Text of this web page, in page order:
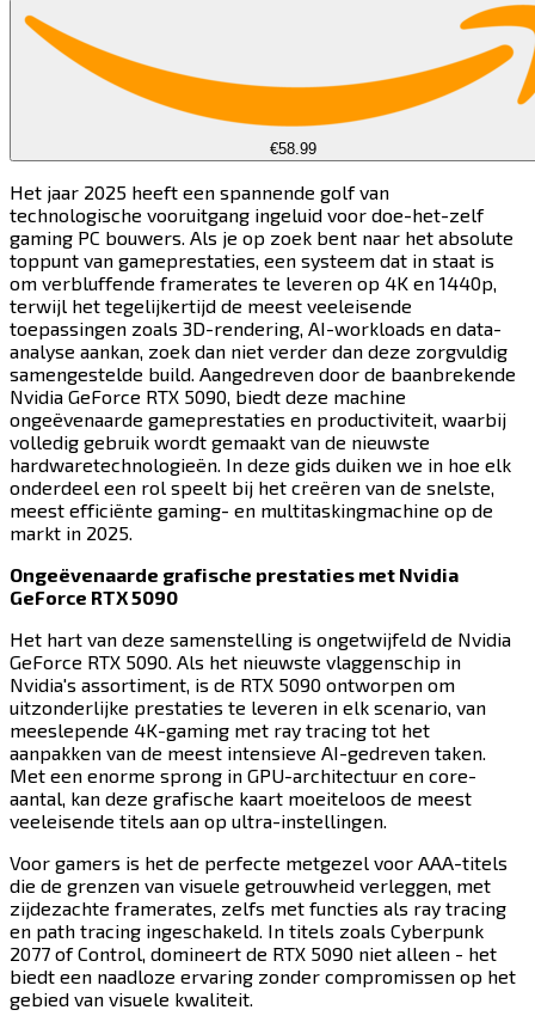
€58.99
Het jaar 2025 heeft een spannende golf van
technologische vooruitgang ingeluid voor doe-het-zelf
gaming PC bouwers. Als je op zoek bent naar het absolute
toppunt van gameprestaties, een systeem dat in staat is
om verbluffende framerates te leveren op 4K en 1440p,
terwijl het tegelijkertijd de meest veeleisende
toepassingen zoals 3D-rendering, AI-workloads en data-
analyse aankan, zoek dan niet verder dan deze zorgvuldig
samengestelde build. Aangedreven door de baanbrekende
Nvidia GeForce RTX 5090, biedt deze machine
ongeëvenaarde gameprestaties en productiviteit, waarbij
volledig gebruik wordt gemaakt van de nieuwste
hardwaretechnologieën. In deze gids duiken we in hoe elk
onderdeel een rol speelt bij het creëren van de snelste,
meest efficiënte gaming- en multitaskingmachine op de
markt in 2025.​​​​‌ ‍ ​‍​‍‌‍ ‌ ​‍‌‍‍‌‌‍‌ ‌‍‍‌‌‍ ‍​‍​‍​ ‍‍​‍​‍‌ ​ ‌‍​‌‌‍ ‍‌‍‍‌‌ ‌​‌ ‍‌​‍ ‍‌‍‍‌‌‍ ​‍​‍​‍ ​​‍​‍‌‍‍​‌ ​‍‌‍‌‌‌‍‌‍​‍​‍​ ‍‍​‍​‍​‍ ‌‍​‌‌‍‌​‌‍ ‌‌‍‍‌‌‍ ‍​‍ ‌‍‍‌‌‍ ‍‌ ‌​‌‍‌‌‌‍ ‍‌ ‌​​‍ ‌‍‌‌‌‍‌​‌‍‍‌‌ ‌​​‍ ‌‍ ‌‌‍ ‌‍‌​‌‍‌‌​ ‌‌ ​​‌ ​‍‌‍‌‌‌ ​ ‌‍‌‌‌‍ ‍‌ ‌​‌‍​‌‌ ‌​‌‍‍‌‌‍ ‌‍ ‍​ ‍ ‌‍‍‌‌‍‌​​ ‌​ ‍​​ ‌​​ ‍​‌‍​ ​ ​ ​ ‌‌‌‍​‌‌‍‌‌​‍ ‌​ ‍​​ ​ ​ ‍‌‌‍​‌​‍ ‌​ ‌​​ ‍‌‌‍​‌​ ‌‌​‍ ‌​ ‍‌‌‍‌‍​ ​ ‌‍‌‍​‍ ‌​ ‍​‌‍​‍​ ‌​‌‍​‌‌‍‌‍​ ​​​ ‌ ​ ‍‌​ ‌‌​ ​​​ ‍‌​ ‌ ​ ‍ ‌ ‌​‌ ‍‌‌ ​​‌‍‌‌​ ‌‌‍​‍‌ ‌‌‌‍‍‌‌‍ ​‌‍‌​​ ‍ ‌ ​​‌‍​‌‌ ‌​‌‍‍​​ ‌‌‍‍‌​ ​‌​ ‍​‌‍ ‍‌‌ ‌‍ ​‌‍ ‌‍ ‍‌‍‌ ‌‌ ‌‍‌​‌‍‌‌‌ ​ ‌‍​ ​‍‌‌​ ‌‌‌​​‍‌‌ ‌‍‍ ‌‍‌‌‌ ‍‌​‍‌‌​ ​ ‌​‌​​‍‌‌​ ​ ‌​‌​​‍‌‌​ ​‍​ ​‍‌‍ ‍‌‍ ​​‍‌‌​ ​‍​ ​‍​‍‌‌​ ‌‌‌​‌​​‍ ‍‌ ‌‍‌‍​‌‌‍ ​‌ ‌‌‌‍‌‌​‍‌‌​ ‌‌‌​​‍‌‌ ‌‍‍ ‌‍‌‌‌ ‍‌​‍‌‌​ ​ ‌​‌​​‍‌‌​ ​ ‌​‌​​‍‌‌​ ​‍​ ​‍‌‍​‍​ ‌ ​ ‍​​ ‍‌​ ​​​ ​‌​ ​​‌‍‌‍​ ‍‌‌‍​ ​ ‌‌​ ‍‌​‍‌‌​ ​‍​ ​‍​‍‌‌​ ‌‌‌​‌​​‍ ‍‌‍​ ‌‍‍​‌‍‍‌‌‍ ​‌‍‌​‌ ​‍‌‍‌‌‌‍ ‍​‍‌‌​ ‌‌‌​​‍‌‌ ‌‍‍ ‌‍‌‌‌ ‍‌​‍‌‌​ ​ ‌​‌​​‍‌‌​ ​ ‌​‌​​‍‌‌​ ​‍​ ​‍‌‍​ ​ ‍‌‌‍‌‌‌‍‌‍​ ​ ​ ‍‌‌‍‌​​ ‌​​ ​‍​ ​ ​ ​‌‌‍​ ​‍‌‌​ ​‍​ ​‍​‍‌‌​ ‌‌‌​‌​​‍ ‍‌ ‌​‌‍‌‌‌ ‍​‌ ‌​​ ‌‍​‍‌‍​‌‌ ​ ‌‍‌‌‌‌‌‌‌ ​‍‌‍ ​​ ‌​‍‌‌​ ​‍‌​‌‍‌‍​‌‌‍‌​‌‍ ‌‌‍‍‌‌‍ ‍​‍‌‍‌‍‍‌‌‍‌​​ ‌​ ‍​​ ‌​​ ‍​‌‍​ ​ ​ ​ ‌‌‌‍​‌‌‍‌‌​‍ ‌​ ‍​​ ​ ​ ‍‌‌‍​‌​‍ ‌​ ‌​​ ‍‌‌‍​‌​ ‌‌​‍ ‌​ ‍‌‌‍‌‍​ ​ ‌‍‌‍​‍ ‌​ ‍​‌‍​‍​ ‌​‌‍​‌‌‍‌‍​ ​​​ ‌ ​ ‍‌​ ‌‌​ ​​​ ‍‌​ ‌ ​‍‌‍‌ ‌​‌ ‍‌‌ ​​‌‍‌‌​ ‌‌‍​‍‌ ‌‌‌‍‍‌‌‍ ​‌‍‌​​‍‌‍‌ ​​‌‍​‌‌ ‌​‌‍‍​​ ‌‌‍‍‌​ ​‌​ ‍​‌‍ ‍‌‌ ‌‍ ​‌‍ ‌‍ ‍‌‍‌ ‌‌ ‌‍‌​‌‍‌‌‌ ​ ‌‍​ ​‍‌‌​ ‌‌‌​​‍‌‌ ‌‍‍ ‌‍‌‌‌ ‍‌​‍‌‌​ ​ ‌​‌​​‍‌‌​ ​ ‌​‌​​‍‌‌​ ​‍​ ​‍‌‍ ‍‌‍ ​​‍‌‌​ ​‍​ ​‍​‍‌‌​ ‌‌‌​‌​​‍ ‍‌ ‌‍‌‍​‌‌‍ ​‌ ‌‌‌‍‌‌​‍‌‌​ ‌‌‌​​‍‌‌ ‌‍‍ ‌‍‌‌‌ ‍‌​‍‌‌​ ​ ‌​‌​​‍‌‌​ ​ ‌​‌​​‍‌‌​ ​‍​ ​‍‌‍​‍​ ‌ ​ ‍​​ ‍‌​ ​​​ ​‌​ ​​‌‍‌‍​ ‍‌‌‍​ ​ ‌‌​ ‍‌​‍‌‌​ ​‍​ ​‍​‍‌‌​ ‌‌‌​‌​​‍ ‍‌‍​ ‌‍‍​‌‍‍‌‌‍ ​‌‍‌​‌ ​‍‌‍‌‌‌‍ ‍​‍‌‌​ ‌‌‌​​‍‌‌ ‌‍‍ ‌‍‌‌‌ ‍‌​‍‌‌​ ​ ‌​‌​​‍‌‌​ ​ ‌​‌​​‍‌‌​ ​‍​ ​‍‌‍​ ​ ‍‌‌‍‌‌‌‍‌‍​ ​ ​ ‍‌‌‍‌​​ ‌​​ ​‍​ ​ ​ ​‌‌‍​ ​‍‌‌​ ​‍​ ​‍​‍‌‌​ ‌‌‌​‌​​‍ ‍‌ ‌​‌‍‌‌‌ ‍​‌ ‌​​‍‌‍‌ ​​‌‍‌‌‌ ​‍‌ ​ ‌ ​​‌‍‌‌‌‍​ ‌ ‌​‌‍‍‌‌ ‌‍‌‍‌‌​ ‌‌ ​​‌ ‌‌‌‍​‍‌‍ ​‌‍‍‌‌ ​ ‌‍‍​‌‍‌‌‌‍‌​​‍​‍‌ ‌
Ongeëvenaarde grafische prestaties met Nvidia
GeForce RTX 5090​​​​‌ ‍ ​‍​‍‌‍ ‌ ​‍‌‍‍‌‌‍‌ ‌‍‍‌‌‍ ‍​‍​‍​ ‍‍​‍​‍‌ ​ ‌‍​‌‌‍ ‍‌‍‍‌‌ ‌​‌ ‍‌​‍ ‍‌‍‍‌‌‍ ​‍​‍​‍ ​​‍​‍‌‍‍​‌ ​‍‌‍‌‌‌‍‌‍​‍​‍​ ‍‍​‍​‍​‍ ‌‍​‌‌‍‌​‌‍ ‌‌‍‍‌‌‍ ‍​‍ ‌‍‍‌‌‍ ‍‌ ‌​‌‍‌‌‌‍ ‍‌ ‌​​‍ ‌‍‌‌‌‍‌​‌‍‍‌‌ ‌​​‍ ‌‍ ‌‌‍ ‌‍‌​‌‍‌‌​ ‌‌ ​​‌ ​‍‌‍‌‌‌ ​ ‌‍‌‌‌‍ ‍‌ ‌​‌‍​‌‌ ‌​‌‍‍‌‌‍ ‌‍ ‍​ ‍ ‌‍‍‌‌‍‌​​ ‌​ ‍​​ ‌​​ ‍​‌‍​ ​ ​ ​ ‌‌‌‍​‌‌‍‌‌​‍ ‌​ ‍​​ ​ ​ ‍‌‌‍​‌​‍ ‌​ ‌​​ ‍‌‌‍​‌​ ‌‌​‍ ‌​ ‍‌‌‍‌‍​ ​ ‌‍‌‍​‍ ‌​ ‍​‌‍​‍​ ‌​‌‍​‌‌‍‌‍​ ​​​ ‌ ​ ‍‌​ ‌‌​ ​​​ ‍‌​ ‌ ​ ‍ ‌ ‌​‌ ‍‌‌ ​​‌‍‌‌​ ‌‌‍​‍‌ ‌‌‌‍‍‌‌‍ ​‌‍‌​​ ‍ ‌ ​​‌‍​‌‌ ‌​‌‍‍​​ ‌‌‍‍‌​ ​‌​ ‍​‌‍ ‍‌‌ ‌‍ ​‌‍ ‌‍ ‍‌‍‌ ‌‌ ‌‍‌​‌‍‌‌‌ ​ ‌‍​ ​‍‌‌​ ‌‌‌​​‍‌‌ ‌‍‍ ‌‍‌‌‌ ‍‌​‍‌‌​ ​ ‌​‌​​‍‌‌​ ​ ‌​‌​​‍‌‌​ ​‍​ ​‍‌‍ ‍‌‍ ​​‍‌‌​ ​‍​ ​‍​‍‌‌​ ‌‌‌​‌​​‍ ‍‌ ‌‍‌‍​‌‌‍ ​‌ ‌‌‌‍‌‌​‍‌‌​ ‌‌‌​​‍‌‌ ‌‍‍ ‌‍‌‌‌ ‍‌​‍‌‌​ ​ ‌​‌​​‍‌‌​ ​ ‌​‌​​‍‌‌​ ​‍​ ​‍​ ​​‌‍‌‍​ ​ ​ ‌‍​ ‍‌​ ​​‌‍​‌‌‍‌‌‌‍‌‍​ ​​​ ‌​​ ‌‌​‍‌‌​ ​‍​ ​‍​‍‌‌​ ‌‌‌​‌​​‍ ‍‌‍​ ‌‍‍​‌‍‍‌‌‍ ​‌‍‌​‌ ​‍‌‍‌‌‌‍ ‍​‍‌‌​ ‌‌‌​​‍‌‌ ‌‍‍ ‌‍‌‌‌ ‍‌​‍‌‌​ ​ ‌​‌​​‍‌‌​ ​ ‌​‌​​‍‌‌​ ​‍​ ​‍​ ‍‌​ ‌‌​ ‌‌​ ​‍​ ​‌​ ​‍​ ‌‌‌‍​‍‌‍​‍​ ‌ ‌‍‌​​ ​ ​‍‌‌​ ​‍​ ​‍​‍‌‌​ ‌‌‌​‌​​‍ ‍‌ ‌​‌‍‌‌‌ ‍​‌ ‌​​ ‌‍​‍‌‍​‌‌ ​ ‌‍‌‌‌‌‌‌‌ ​‍‌‍ ​​ ‌​‍‌‌​ ​‍‌​‌‍‌‍​‌‌‍‌​‌‍ ‌‌‍‍‌‌‍ ‍​‍‌‍‌‍‍‌‌‍‌​​ ‌​ ‍​​ ‌​​ ‍​‌‍​ ​ ​ ​ ‌‌‌‍​‌‌‍‌‌​‍ ‌​ ‍​​ ​ ​ ‍‌‌‍​‌​‍ ‌​ ‌​​ ‍‌‌‍​‌​ ‌‌​‍ ‌​ ‍‌‌‍‌‍​ ​ ‌‍‌‍​‍ ‌​ ‍​‌‍​‍​ ‌​‌‍​‌‌‍‌‍​ ​​​ ‌ ​ ‍‌​ ‌‌​ ​​​ ‍‌​ ‌ ​‍‌‍‌ ‌​‌ ‍‌‌ ​​‌‍‌‌​ ‌‌‍​‍‌ ‌‌‌‍‍‌‌‍ ​‌‍‌​​‍‌‍‌ ​​‌‍​‌‌ ‌​‌‍‍​​ ‌‌‍‍‌​ ​‌​ ‍​‌‍ ‍‌‌ ‌‍ ​‌‍ ‌‍ ‍‌‍‌ ‌‌ ‌‍‌​‌‍‌‌‌ ​ ‌‍​ ​‍‌‌​ ‌‌‌​​‍‌‌ ‌‍‍ ‌‍‌‌‌ ‍‌​‍‌‌​ ​ ‌​‌​​‍‌‌​ ​ ‌​‌​​‍‌‌​ ​‍​ ​‍‌‍ ‍‌‍ ​​‍‌‌​ ​‍​ ​‍​‍‌‌​ ‌‌‌​‌​​‍ ‍‌ ‌‍‌‍​‌‌‍ ​‌ ‌‌‌‍‌‌​‍‌‌​ ‌‌‌​​‍‌‌ ‌‍‍ ‌‍‌‌‌ ‍‌​‍‌‌​ ​ ‌​‌​​‍‌‌​ ​ ‌​‌​​‍‌‌​ ​‍​ ​‍​ ​​‌‍‌‍​ ​ ​ ‌‍​ ‍‌​ ​​‌‍​‌‌‍‌‌‌‍‌‍​ ​​​ ‌​​ ‌‌​‍‌‌​ ​‍​ ​‍​‍‌‌​ ‌‌‌​‌​​‍ ‍‌‍​ ‌‍‍​‌‍‍‌‌‍ ​‌‍‌​‌ ​‍‌‍‌‌‌‍ ‍​‍‌‌​ ‌‌‌​​‍‌‌ ‌‍‍ ‌‍‌‌‌ ‍‌​‍‌‌​ ​ ‌​‌​​‍‌‌​ ​ ‌​‌​​‍‌‌​ ​‍​ ​‍​ ‍‌​ ‌‌​ ‌‌​ ​‍​ ​‌​ ​‍​ ‌‌‌‍​‍‌‍​‍​ ‌ ‌‍‌​​ ​ ​‍‌‌​ ​‍​ ​‍​‍‌‌​ ‌‌‌​‌​​‍ ‍‌ ‌​‌‍‌‌‌ ‍​‌ ‌​​‍‌‍‌ ​​‌‍‌‌‌ ​‍‌ ​ ‌ ​​‌‍‌‌‌‍​ ‌ ‌​‌‍‍‌‌ ‌‍‌‍‌‌​ ‌‌ ​​‌ ‌‌‌‍​‍‌‍ ​‌‍‍‌‌ ​ ‌‍‍​‌‍‌‌‌‍‌​​‍​‍‌ ‌
Het hart van deze samenstelling is ongetwijfeld de Nvidia
GeForce RTX 5090. Als het nieuwste vlaggenschip in
Nvidia's assortiment, is de RTX 5090 ontworpen om
uitzonderlijke prestaties te leveren in elk scenario, van
meeslepende 4K-gaming met ray tracing tot het
aanpakken van de meest intensieve AI-gedreven taken.
Met een enorme sprong in GPU-architectuur en core-
aantal, kan deze grafische kaart moeiteloos de meest
veeleisende titels aan op ultra-instellingen.​​​​‌ ‍ ​‍​‍‌‍ ‌ ​‍‌‍‍‌‌‍‌ ‌‍‍‌‌‍ ‍​‍​‍​ ‍‍​‍​‍‌ ​ ‌‍​‌‌‍ ‍‌‍‍‌‌ ‌​‌ ‍‌​‍ ‍‌‍‍‌‌‍ ​‍​‍​‍ ​​‍​‍‌‍‍​‌ ​‍‌‍‌‌‌‍‌‍​‍​‍​ ‍‍​‍​‍​‍ ‌‍​‌‌‍‌​‌‍ ‌‌‍‍‌‌‍ ‍​‍ ‌‍‍‌‌‍ ‍‌ ‌​‌‍‌‌‌‍ ‍‌ ‌​​‍ ‌‍‌‌‌‍‌​‌‍‍‌‌ ‌​​‍ ‌‍ ‌‌‍ ‌‍‌​‌‍‌‌​ ‌‌ ​​‌ ​‍‌‍‌‌‌ ​ ‌‍‌‌‌‍ ‍‌ ‌​‌‍​‌‌ ‌​‌‍‍‌‌‍ ‌‍ ‍​ ‍ ‌‍‍‌‌‍‌​​ ‌​ ‍​​ ‌​​ ‍​‌‍​ ​ ​ ​ ‌‌‌‍​‌‌‍‌‌​‍ ‌​ ‍​​ ​ ​ ‍‌‌‍​‌​‍ ‌​ ‌​​ ‍‌‌‍​‌​ ‌‌​‍ ‌​ ‍‌‌‍‌‍​ ​ ‌‍‌‍​‍ ‌​ ‍​‌‍​‍​ ‌​‌‍​‌‌‍‌‍​ ​​​ ‌ ​ ‍‌​ ‌‌​ ​​​ ‍‌​ ‌ ​ ‍ ‌ ‌​‌ ‍‌‌ ​​‌‍‌‌​ ‌‌‍​‍‌ ‌‌‌‍‍‌‌‍ ​‌‍‌​​ ‍ ‌ ​​‌‍​‌‌ ‌​‌‍‍​​ ‌‌‍‍‌​ ​‌​ ‍​‌‍ ‍‌‌ ‌‍ ​‌‍ ‌‍ ‍‌‍‌ ‌‌ ‌‍‌​‌‍‌‌‌ ​ ‌‍​ ​‍‌‌​ ‌‌‌​​‍‌‌ ‌‍‍ ‌‍‌‌‌ ‍‌​‍‌‌​ ​ ‌​‌​​‍‌‌​ ​ ‌​‌​​‍‌‌​ ​‍​ ​‍‌‍ ‍‌‍ ​​‍‌‌​ ​‍​ ​‍​‍‌‌​ ‌‌‌​‌​​‍ ‍‌ ‌‍‌‍​‌‌‍ ​‌ ‌‌‌‍‌‌​‍‌‌​ ‌‌‌​​‍‌‌ ‌‍‍ ‌‍‌‌‌ ‍‌​‍‌‌​ ​ ‌​‌​​‍‌‌​ ​ ‌​‌​​‍‌‌​ ​‍​ ​‍​ ​​‌‍​‌​ ‌‌‌‍​‍‌‍‌‌​ ​ ​ ‌ ‌‍‌‌​ ‍‌‌‍​ ​ ​​​ ​ ​‍‌‌​ ​‍​ ​‍​‍‌‌​ ‌‌‌​‌​​‍ ‍‌‍​ ‌‍‍​‌‍‍‌‌‍ ​‌‍‌​‌ ​‍‌‍‌‌‌‍ ‍​‍‌‌​ ‌‌‌​​‍‌‌ ‌‍‍ ‌‍‌‌‌ ‍‌​‍‌‌​ ​ ‌​‌​​‍‌‌​ ​ ‌​‌​​‍‌‌​ ​‍​ ​‍‌‍‌‍​ ‌​​ ‌ ​ ​‍​ ‍‌​ ​​​ ​​​ ‍​​ ‌‌​ ‍​​ ‌ ‌‍​‌​‍‌‌​ ​‍​ ​‍​‍‌‌​ ‌‌‌​‌​​‍ ‍‌ ‌​‌‍‌‌‌ ‍​‌ ‌​​ ‌‍​‍‌‍​‌‌ ​ ‌‍‌‌‌‌‌‌‌ ​‍‌‍ ​​ ‌​‍‌‌​ ​‍‌​‌‍‌‍​‌‌‍‌​‌‍ ‌‌‍‍‌‌‍ ‍​‍‌‍‌‍‍‌‌‍‌​​ ‌​ ‍​​ ‌​​ ‍​‌‍​ ​ ​ ​ ‌‌‌‍​‌‌‍‌‌​‍ ‌​ ‍​​ ​ ​ ‍‌‌‍​‌​‍ ‌​ ‌​​ ‍‌‌‍​‌​ ‌‌​‍ ‌​ ‍‌‌‍‌‍​ ​ ‌‍‌‍​‍ ‌​ ‍​‌‍​‍​ ‌​‌‍​‌‌‍‌‍​ ​​​ ‌ ​ ‍‌​ ‌‌​ ​​​ ‍‌​ ‌ ​‍‌‍‌ ‌​‌ ‍‌‌ ​​‌‍‌‌​ ‌‌‍​‍‌ ‌‌‌‍‍‌‌‍ ​‌‍‌​​‍‌‍‌ ​​‌‍​‌‌ ‌​‌‍‍​​ ‌‌‍‍‌​ ​‌​ ‍​‌‍ ‍‌‌ ‌‍ ​‌‍ ‌‍ ‍‌‍‌ ‌‌ ‌‍‌​‌‍‌‌‌ ​ ‌‍​ ​‍‌‌​ ‌‌‌​​‍‌‌ ‌‍‍ ‌‍‌‌‌ ‍‌​‍‌‌​ ​ ‌​‌​​‍‌‌​ ​ ‌​‌​​‍‌‌​ ​‍​ ​‍‌‍ ‍‌‍ ​​‍‌‌​ ​‍​ ​‍​‍‌‌​ ‌‌‌​‌​​‍ ‍‌ ‌‍‌‍​‌‌‍ ​‌ ‌‌‌‍‌‌​‍‌‌​ ‌‌‌​​‍‌‌ ‌‍‍ ‌‍‌‌‌ ‍‌​‍‌‌​ ​ ‌​‌​​‍‌‌​ ​ ‌​‌​​‍‌‌​ ​‍​ ​‍​ ​​‌‍​‌​ ‌‌‌‍​‍‌‍‌‌​ ​ ​ ‌ ‌‍‌‌​ ‍‌‌‍​ ​ ​​​ ​ ​‍‌‌​ ​‍​ ​‍​‍‌‌​ ‌‌‌​‌​​‍ ‍‌‍​ ‌‍‍​‌‍‍‌‌‍ ​‌‍‌​‌ ​‍‌‍‌‌‌‍ ‍​‍‌‌​ ‌‌‌​​‍‌‌ ‌‍‍ ‌‍‌‌‌ ‍‌​‍‌‌​ ​ ‌​‌​​‍‌‌​ ​ ‌​‌​​‍‌‌​ ​‍​ ​‍‌‍‌‍​ ‌​​ ‌ ​ ​‍​ ‍‌​ ​​​ ​​​ ‍​​ ‌‌​ ‍​​ ‌ ‌‍​‌​‍‌‌​ ​‍​ ​‍​‍‌‌​ ‌‌‌​‌​​‍ ‍‌ ‌​‌‍‌‌‌ ‍​‌ ‌​​‍‌‍‌ ​​‌‍‌‌‌ ​‍‌ ​ ‌ ​​‌‍‌‌‌‍​ ‌ ‌​‌‍‍‌‌ ‌‍‌‍‌‌​ ‌‌ ​​‌ ‌‌‌‍​‍‌‍ ​‌‍‍‌‌ ​ ‌‍‍​‌‍‌‌‌‍‌​​‍​‍‌ ‌
Voor gamers is het de perfecte metgezel voor AAA-titels
die de grenzen van visuele getrouwheid verleggen, met
zijdezachte framerates, zelfs met functies als ray tracing
en path tracing ingeschakeld. In titels zoals ​​​​‌ ‍ ​‍​‍‌‍ ‌ ​‍‌‍‍‌‌‍‌ ‌‍‍‌‌‍ ‍​‍​‍​ ‍‍​‍​‍‌ ​ ‌‍​‌‌‍ ‍‌‍‍‌‌ ‌​‌ ‍‌​‍ ‍‌‍‍‌‌‍ ​‍​‍​‍ ​​‍​‍‌‍‍​‌ ​‍‌‍‌‌‌‍‌‍​‍​‍​ ‍‍​‍​‍​‍ ‌‍​‌‌‍‌​‌‍ ‌‌‍‍‌‌‍ ‍​‍ ‌‍‍‌‌‍ ‍‌ ‌​‌‍‌‌‌‍ ‍‌ ‌​​‍ ‌‍‌‌‌‍‌​‌‍‍‌‌ ‌​​‍ ‌‍ ‌‌‍ ‌‍‌​‌‍‌‌​ ‌‌ ​​‌ ​‍‌‍‌‌‌ ​ ‌‍‌‌‌‍ ‍‌ ‌​‌‍​‌‌ ‌​‌‍‍‌‌‍ ‌‍ ‍​ ‍ ‌‍‍‌‌‍‌​​ ‌​ ‍​​ ‌​​ ‍​‌‍​ ​ ​ ​ ‌‌‌‍​‌‌‍‌‌​‍ ‌​ ‍​​ ​ ​ ‍‌‌‍​‌​‍ ‌​ ‌​​ ‍‌‌‍​‌​ ‌‌​‍ ‌​ ‍‌‌‍‌‍​ ​ ‌‍‌‍​‍ ‌​ ‍​‌‍​‍​ ‌​‌‍​‌‌‍‌‍​ ​​​ ‌ ​ ‍‌​ ‌‌​ ​​​ ‍‌​ ‌ ​ ‍ ‌ ‌​‌ ‍‌‌ ​​‌‍‌‌​ ‌‌‍​‍‌ ‌‌‌‍‍‌‌‍ ​‌‍‌​​ ‍ ‌ ​​‌‍​‌‌ ‌​‌‍‍​​ ‌‌‍‍‌​ ​‌​ ‍​‌‍ ‍‌‌ ‌‍ ​‌‍ ‌‍ ‍‌‍‌ ‌‌ ‌‍‌​‌‍‌‌‌ ​ ‌‍​ ​‍‌‌​ ‌‌‌​​‍‌‌ ‌‍‍ ‌‍‌‌‌ ‍‌​‍‌‌​ ​ ‌​‌​​‍‌‌​ ​ ‌​‌​​‍‌‌​ ​‍​ ​‍‌‍ ‍‌‍ ​​‍‌‌​ ​‍​ ​‍​‍‌‌​ ‌‌‌​‌​​‍ ‍‌ ‌‍‌‍​‌‌‍ ​‌ ‌‌‌‍‌‌​‍‌‌​ ‌‌‌​​‍‌‌ ‌‍‍ ‌‍‌‌‌ ‍‌​‍‌‌​ ​ ‌​‌​​‍‌‌​ ​ ‌​‌​​‍‌‌​ ​‍​ ​‍​ ‌ ‌‍‌‍​ ‍‌​ ​ ‌‍‌‌​ ‍‌​ ‌‌​ ‌‌​ ‌ ​ ​​​ ‍​‌‍‌‌​‍‌‌​ ​‍​ ​‍​‍‌‌​ ‌‌‌​‌​​‍ ‍‌‍​ ‌‍‍​‌‍‍‌‌‍ ​‌‍‌​‌ ​‍‌‍‌‌‌‍ ‍​‍‌‌​ ‌‌‌​​‍‌‌ ‌‍‍ ‌‍‌‌‌ ‍‌​‍‌‌​ ​ ‌​‌​​‍‌‌​ ​ ‌​‌​​‍‌‌​ ​‍​ ​‍‌‍‌‍​ ​‍​ ​‌​ ‌ ​ ‌‍​ ‍‌​ ‌‌‌‍‌‌‌‍‌​​ ‌​​ ​​​ ‌‌​‍‌‌​ ​‍​ ​‍​‍‌‌​ ‌‌‌​‌​​‍ ‍‌ ‌​‌‍‌‌‌ ‍​‌ ‌​​ ‌‍​‍‌‍​‌‌ ​ ‌‍‌‌‌‌‌‌‌ ​‍‌‍ ​​ ‌​‍‌‌​ ​‍‌​‌‍‌‍​‌‌‍‌​‌‍ ‌‌‍‍‌‌‍ ‍​‍‌‍‌‍‍‌‌‍‌​​ ‌​ ‍​​ ‌​​ ‍​‌‍​ ​ ​ ​ ‌‌‌‍​‌‌‍‌‌​‍ ‌​ ‍​​ ​ ​ ‍‌‌‍​‌​‍ ‌​ ‌​​ ‍‌‌‍​‌​ ‌‌​‍ ‌​ ‍‌‌‍‌‍​ ​ ‌‍‌‍​‍ ‌​ ‍​‌‍​‍​ ‌​‌‍​‌‌‍‌‍​ ​​​ ‌ ​ ‍‌​ ‌‌​ ​​​ ‍‌​ ‌ ​‍‌‍‌ ‌​‌ ‍‌‌ ​​‌‍‌‌​ ‌‌‍​‍‌ ‌‌‌‍‍‌‌‍ ​‌‍‌​​‍‌‍‌ ​​‌‍​‌‌ ‌​‌‍‍​​ ‌‌‍‍‌​ ​‌​ ‍​‌‍ ‍‌‌ ‌‍ ​‌‍ ‌‍ ‍‌‍‌ ‌‌ ‌‍‌​‌‍‌‌‌ ​ ‌‍​ ​‍‌‌​ ‌‌‌​​‍‌‌ ‌‍‍ ‌‍‌‌‌ ‍‌​‍‌‌​ ​ ‌​‌​​‍‌‌​ ​ ‌​‌​​‍‌‌​ ​‍​ ​‍‌‍ ‍‌‍ ​​‍‌‌​ ​‍​ ​‍​‍‌‌​ ‌‌‌​‌​​‍ ‍‌ ‌‍‌‍​‌‌‍ ​‌ ‌‌‌‍‌‌​‍‌‌​ ‌‌‌​​‍‌‌ ‌‍‍ ‌‍‌‌‌ ‍‌​‍‌‌​ ​ ‌​‌​​‍‌‌​ ​ ‌​‌​​‍‌‌​ ​‍​ ​‍​ ‌ ‌‍‌‍​ ‍‌​ ​ ‌‍‌‌​ ‍‌​ ‌‌​ ‌‌​ ‌ ​ ​​​ ‍​‌‍‌‌​‍‌‌​ ​‍​ ​‍​‍‌‌​ ‌‌‌​‌​​‍ ‍‌‍​ ‌‍‍​‌‍‍‌‌‍ ​‌‍‌​‌ ​‍‌‍‌‌‌‍ ‍​‍‌‌​ ‌‌‌​​‍‌‌ ‌‍‍ ‌‍‌‌‌ ‍‌​‍‌‌​ ​ ‌​‌​​‍‌‌​ ​ ‌​‌​​‍‌‌​ ​‍​ ​‍‌‍‌‍​ ​‍​ ​‌​ ‌ ​ ‌‍​ ‍‌​ ‌‌‌‍‌‌‌‍‌​​ ‌​​ ​​​ ‌‌​‍‌‌​ ​‍​ ​‍​‍‌‌​ ‌‌‌​‌​​‍ ‍‌ ‌​‌‍‌‌‌ ‍​‌ ‌​​‍‌‍‌ ​​‌‍‌‌‌ ​‍‌ ​ ‌ ​​‌‍‌‌‌‍​ ‌ ‌​‌‍‍‌‌ ‌‍‌‍‌‌​ ‌‌ ​​‌ ‌‌‌‍​‍‌‍ ​‌‍‍‌‌ ​ ‌‍‍​‌‍‌‌‌‍‌​​‍​‍‌ ‌ Cyberpunk
2077​​​​‌ ‍ ​‍​‍‌‍ ‌ ​‍‌‍‍‌‌‍‌ ‌‍‍‌‌‍ ‍​‍​‍​ ‍‍​‍​‍‌ ​ ‌‍​‌‌‍ ‍‌‍‍‌‌ ‌​‌ ‍‌​‍ ‍‌‍‍‌‌‍ ​‍​‍​‍ ​​‍​‍‌‍‍​‌ ​‍‌‍‌‌‌‍‌‍​‍​‍​ ‍‍​‍​‍​‍ ‌‍​‌‌‍‌​‌‍ ‌‌‍‍‌‌‍ ‍​‍ ‌‍‍‌‌‍ ‍‌ ‌​‌‍‌‌‌‍ ‍‌ ‌​​‍ ‌‍‌‌‌‍‌​‌‍‍‌‌ ‌​​‍ ‌‍ ‌‌‍ ‌‍‌​‌‍‌‌​ ‌‌ ​​‌ ​‍‌‍‌‌‌ ​ ‌‍‌‌‌‍ ‍‌ ‌​‌‍​‌‌ ‌​‌‍‍‌‌‍ ‌‍ ‍​ ‍ ‌‍‍‌‌‍‌​​ ‌​ ‍​​ ‌​​ ‍​‌‍​ ​ ​ ​ ‌‌‌‍​‌‌‍‌‌​‍ ‌​ ‍​​ ​ ​ ‍‌‌‍​‌​‍ ‌​ ‌​​ ‍‌‌‍​‌​ ‌‌​‍ ‌​ ‍‌‌‍‌‍​ ​ ‌‍‌‍​‍ ‌​ ‍​‌‍​‍​ ‌​‌‍​‌‌‍‌‍​ ​​​ ‌ ​ ‍‌​ ‌‌​ ​​​ ‍‌​ ‌ ​ ‍ ‌ ‌​‌ ‍‌‌ ​​‌‍‌‌​ ‌‌‍​‍‌ ‌‌‌‍‍‌‌‍ ​‌‍‌​​ ‍ ‌ ​​‌‍​‌‌ ‌​‌‍‍​​ ‌‌‍‍‌​ ​‌​ ‍​‌‍ ‍‌‌ ‌‍ ​‌‍ ‌‍ ‍‌‍‌ ‌‌ ‌‍‌​‌‍‌‌‌ ​ ‌‍​ ​‍‌‌​ ‌‌‌​​‍‌‌ ‌‍‍ ‌‍‌‌‌ ‍‌​‍‌‌​ ​ ‌​‌​​‍‌‌​ ​ ‌​‌​​‍‌‌​ ​‍​ ​‍‌‍ ‍‌‍ ​​‍‌‌​ ​‍​ ​‍​‍‌‌​ ‌‌‌​‌​​‍ ‍‌ ‌‍‌‍​‌‌‍ ​‌ ‌‌‌‍‌‌​‍‌‌​ ‌‌‌​​‍‌‌ ‌‍‍ ‌‍‌‌‌ ‍‌​‍‌‌​ ​ ‌​‌​​‍‌‌​ ​ ‌​‌​​‍‌‌​ ​‍​ ​‍​ ‌ ‌‍‌‍​ ‍‌​ ​ ‌‍‌‌​ ‍‌​ ‌‌​ ‌‌​ ‌ ​ ​​​ ‍​‌‍‌‌​‍‌‌​ ​‍​ ​‍​‍‌‌​ ‌‌‌​‌​​‍ ‍‌‍​ ‌‍‍​‌‍‍‌‌‍ ​‌‍‌​‌ ​‍‌‍‌‌‌‍ ‍​‍‌‌​ ‌‌‌​​‍‌‌ ‌‍‍ ‌‍‌‌‌ ‍‌​‍‌‌​ ​ ‌​‌​​‍‌‌​ ​ ‌​‌​​‍‌‌​ ​‍​ ​‍‌‍‌‍​ ​‍​ ​‌​ ‌​‌‍‌‌​ ‌​​ ‍‌​ ​‍​ ‌ ​ ​ ​ ‌​​ ‌‍​‍‌‌​ ​‍​ ​‍​‍‌‌​ ‌‌‌​‌​​‍ ‍‌ ‌​‌‍‌‌‌ ‍​‌ ‌​​ ‌‍​‍‌‍​‌‌ ​ ‌‍‌‌‌‌‌‌‌ ​‍‌‍ ​​ ‌​‍‌‌​ ​‍‌​‌‍‌‍​‌‌‍‌​‌‍ ‌‌‍‍‌‌‍ ‍​‍‌‍‌‍‍‌‌‍‌​​ ‌​ ‍​​ ‌​​ ‍​‌‍​ ​ ​ ​ ‌‌‌‍​‌‌‍‌‌​‍ ‌​ ‍​​ ​ ​ ‍‌‌‍​‌​‍ ‌​ ‌​​ ‍‌‌‍​‌​ ‌‌​‍ ‌​ ‍‌‌‍‌‍​ ​ ‌‍‌‍​‍ ‌​ ‍​‌‍​‍​ ‌​‌‍​‌‌‍‌‍​ ​​​ ‌ ​ ‍‌​ ‌‌​ ​​​ ‍‌​ ‌ ​‍‌‍‌ ‌​‌ ‍‌‌ ​​‌‍‌‌​ ‌‌‍​‍‌ ‌‌‌‍‍‌‌‍ ​‌‍‌​​‍‌‍‌ ​​‌‍​‌‌ ‌​‌‍‍​​ ‌‌‍‍‌​ ​‌​ ‍​‌‍ ‍‌‌ ‌‍ ​‌‍ ‌‍ ‍‌‍‌ ‌‌ ‌‍‌​‌‍‌‌‌ ​ ‌‍​ ​‍‌‌​ ‌‌‌​​‍‌‌ ‌‍‍ ‌‍‌‌‌ ‍‌​‍‌‌​ ​ ‌​‌​​‍‌‌​ ​ ‌​‌​​‍‌‌​ ​‍​ ​‍‌‍ ‍‌‍ ​​‍‌‌​ ​‍​ ​‍​‍‌‌​ ‌‌‌​‌​​‍ ‍‌ ‌‍‌‍​‌‌‍ ​‌ ‌‌‌‍‌‌​‍‌‌​ ‌‌‌​​‍‌‌ ‌‍‍ ‌‍‌‌‌ ‍‌​‍‌‌​ ​ ‌​‌​​‍‌‌​ ​ ‌​‌​​‍‌‌​ ​‍​ ​‍​ ‌ ‌‍‌‍​ ‍‌​ ​ ‌‍‌‌​ ‍‌​ ‌‌​ ‌‌​ ‌ ​ ​​​ ‍​‌‍‌‌​‍‌‌​ ​‍​ ​‍​‍‌‌​ ‌‌‌​‌​​‍ ‍‌‍​ ‌‍‍​‌‍‍‌‌‍ ​‌‍‌​‌ ​‍‌‍‌‌‌‍ ‍​‍‌‌​ ‌‌‌​​‍‌‌ ‌‍‍ ‌‍‌‌‌ ‍‌​‍‌‌​ ​ ‌​‌​​‍‌‌​ ​ ‌​‌​​‍‌‌​ ​‍​ ​‍‌‍‌‍​ ​‍​ ​‌​ ‌​‌‍‌‌​ ‌​​ ‍‌​ ​‍​ ‌ ​ ​ ​ ‌​​ ‌‍​‍‌‌​ ​‍​ ​‍​‍‌‌​ ‌‌‌​‌​​‍ ‍‌ ‌​‌‍‌‌‌ ‍​‌ ‌​​‍‌‍‌ ​​‌‍‌‌‌ ​‍‌ ​ ‌ ​​‌‍‌‌‌‍​ ‌ ‌​‌‍‍‌‌ ‌‍‌‍‌‌​ ‌‌ ​​‌ ‌‌‌‍​‍‌‍ ​‌‍‍‌‌ ​ ‌‍‍​‌‍‌‌‌‍‌​​‍​‍‌ ‌ of ​​​​‌ ‍ ​‍​‍‌‍ ‌ ​‍‌‍‍‌‌‍‌ ‌‍‍‌‌‍ ‍​‍​‍​ ‍‍​‍​‍‌ ​ ‌‍​‌‌‍ ‍‌‍‍‌‌ ‌​‌ ‍‌​‍ ‍‌‍‍‌‌‍ ​‍​‍​‍ ​​‍​‍‌‍‍​‌ ​‍‌‍‌‌‌‍‌‍​‍​‍​ ‍‍​‍​‍​‍ ‌‍​‌‌‍‌​‌‍ ‌‌‍‍‌‌‍ ‍​‍ ‌‍‍‌‌‍ ‍‌ ‌​‌‍‌‌‌‍ ‍‌ ‌​​‍ ‌‍‌‌‌‍‌​‌‍‍‌‌ ‌​​‍ ‌‍ ‌‌‍ ‌‍‌​‌‍‌‌​ ‌‌ ​​‌ ​‍‌‍‌‌‌ ​ ‌‍‌‌‌‍ ‍‌ ‌​‌‍​‌‌ ‌​‌‍‍‌‌‍ ‌‍ ‍​ ‍ ‌‍‍‌‌‍‌​​ ‌​ ‍​​ ‌​​ ‍​‌‍​ ​ ​ ​ ‌‌‌‍​‌‌‍‌‌​‍ ‌​ ‍​​ ​ ​ ‍‌‌‍​‌​‍ ‌​ ‌​​ ‍‌‌‍​‌​ ‌‌​‍ ‌​ ‍‌‌‍‌‍​ ​ ‌‍‌‍​‍ ‌​ ‍​‌‍​‍​ ‌​‌‍​‌‌‍‌‍​ ​​​ ‌ ​ ‍‌​ ‌‌​ ​​​ ‍‌​ ‌ ​ ‍ ‌ ‌​‌ ‍‌‌ ​​‌‍‌‌​ ‌‌‍​‍‌ ‌‌‌‍‍‌‌‍ ​‌‍‌​​ ‍ ‌ ​​‌‍​‌‌ ‌​‌‍‍​​ ‌‌‍‍‌​ ​‌​ ‍​‌‍ ‍‌‌ ‌‍ ​‌‍ ‌‍ ‍‌‍‌ ‌‌ ‌‍‌​‌‍‌‌‌ ​ ‌‍​ ​‍‌‌​ ‌‌‌​​‍‌‌ ‌‍‍ ‌‍‌‌‌ ‍‌​‍‌‌​ ​ ‌​‌​​‍‌‌​ ​ ‌​‌​​‍‌‌​ ​‍​ ​‍‌‍ ‍‌‍ ​​‍‌‌​ ​‍​ ​‍​‍‌‌​ ‌‌‌​‌​​‍ ‍‌ ‌‍‌‍​‌‌‍ ​‌ ‌‌‌‍‌‌​‍‌‌​ ‌‌‌​​‍‌‌ ‌‍‍ ‌‍‌‌‌ ‍‌​‍‌‌​ ​ ‌​‌​​‍‌‌​ ​ ‌​‌​​‍‌‌​ ​‍​ ​‍​ ‌ ‌‍‌‍​ ‍‌​ ​ ‌‍‌‌​ ‍‌​ ‌‌​ ‌‌​ ‌ ​ ​​​ ‍​‌‍‌‌​‍‌‌​ ​‍​ ​‍​‍‌‌​ ‌‌‌​‌​​‍ ‍‌‍​ ‌‍‍​‌‍‍‌‌‍ ​‌‍‌​‌ ​‍‌‍‌‌‌‍ ‍​‍‌‌​ ‌‌‌​​‍‌‌ ‌‍‍ ‌‍‌‌‌ ‍‌​‍‌‌​ ​ ‌​‌​​‍‌‌​ ​ ‌​‌​​‍‌‌​ ​‍​ ​‍​ ​‌‌‍‌​‌‍‌‌​ ‌ ​ ‍‌​ ‌‌​ ​ ​ ‍‌​ ‌ ‌‍​ ‌‍‌​​ ‍​​‍‌‌​ ​‍​ ​‍​‍‌‌​ ‌‌‌​‌​​‍ ‍‌ ‌​‌‍‌‌‌ ‍​‌ ‌​​ ‌‍​‍‌‍​‌‌ ​ ‌‍‌‌‌‌‌‌‌ ​‍‌‍ ​​ ‌​‍‌‌​ ​‍‌​‌‍‌‍​‌‌‍‌​‌‍ ‌‌‍‍‌‌‍ ‍​‍‌‍‌‍‍‌‌‍‌​​ ‌​ ‍​​ ‌​​ ‍​‌‍​ ​ ​ ​ ‌‌‌‍​‌‌‍‌‌​‍ ‌​ ‍​​ ​ ​ ‍‌‌‍​‌​‍ ‌​ ‌​​ ‍‌‌‍​‌​ ‌‌​‍ ‌​ ‍‌‌‍‌‍​ ​ ‌‍‌‍​‍ ‌​ ‍​‌‍​‍​ ‌​‌‍​‌‌‍‌‍​ ​​​ ‌ ​ ‍‌​ ‌‌​ ​​​ ‍‌​ ‌ ​‍‌‍‌ ‌​‌ ‍‌‌ ​​‌‍‌‌​ ‌‌‍​‍‌ ‌‌‌‍‍‌‌‍ ​‌‍‌​​‍‌‍‌ ​​‌‍​‌‌ ‌​‌‍‍​​ ‌‌‍‍‌​ ​‌​ ‍​‌‍ ‍‌‌ ‌‍ ​‌‍ ‌‍ ‍‌‍‌ ‌‌ ‌‍‌​‌‍‌‌‌ ​ ‌‍​ ​‍‌‌​ ‌‌‌​​‍‌‌ ‌‍‍ ‌‍‌‌‌ ‍‌​‍‌‌​ ​ ‌​‌​​‍‌‌​ ​ ‌​‌​​‍‌‌​ ​‍​ ​‍‌‍ ‍‌‍ ​​‍‌‌​ ​‍​ ​‍​‍‌‌​ ‌‌‌​‌​​‍ ‍‌ ‌‍‌‍​‌‌‍ ​‌ ‌‌‌‍‌‌​‍‌‌​ ‌‌‌​​‍‌‌ ‌‍‍ ‌‍‌‌‌ ‍‌​‍‌‌​ ​ ‌​‌​​‍‌‌​ ​ ‌​‌​​‍‌‌​ ​‍​ ​‍​ ‌ ‌‍‌‍​ ‍‌​ ​ ‌‍‌‌​ ‍‌​ ‌‌​ ‌‌​ ‌ ​ ​​​ ‍​‌‍‌‌​‍‌‌​ ​‍​ ​‍​‍‌‌​ ‌‌‌​‌​​‍ ‍‌‍​ ‌‍‍​‌‍‍‌‌‍ ​‌‍‌​‌ ​‍‌‍‌‌‌‍ ‍​‍‌‌​ ‌‌‌​​‍‌‌ ‌‍‍ ‌‍‌‌‌ ‍‌​‍‌‌​ ​ ‌​‌​​‍‌‌​ ​ ‌​‌​​‍‌‌​ ​‍​ ​‍​ ​‌‌‍‌​‌‍‌‌​ ‌ ​ ‍‌​ ‌‌​ ​ ​ ‍‌​ ‌ ‌‍​ ‌‍‌​​ ‍​​‍‌‌​ ​‍​ ​‍​‍‌‌​ ‌‌‌​‌​​‍ ‍‌ ‌​‌‍‌‌‌ ‍​‌ ‌​​‍‌‍‌ ​​‌‍‌‌‌ ​‍‌ ​ ‌ ​​‌‍‌‌‌‍​ ‌ ‌​‌‍‍‌‌ ‌‍‌‍‌‌​ ‌‌ ​​‌ ‌‌‌‍​‍‌‍ ​‌‍‍‌‌ ​ ‌‍‍​‌‍‌‌‌‍‌​​‍​‍‌ ‌Control​​​​‌ ‍ ​‍​‍‌‍ ‌ ​‍‌‍‍‌‌‍‌ ‌‍‍‌‌‍ ‍​‍​‍​ ‍‍​‍​‍‌ ​ ‌‍​‌‌‍ ‍‌‍‍‌‌ ‌​‌ ‍‌​‍ ‍‌‍‍‌‌‍ ​‍​‍​‍ ​​‍​‍‌‍‍​‌ ​‍‌‍‌‌‌‍‌‍​‍​‍​ ‍‍​‍​‍​‍ ‌‍​‌‌‍‌​‌‍ ‌‌‍‍‌‌‍ ‍​‍ ‌‍‍‌‌‍ ‍‌ ‌​‌‍‌‌‌‍ ‍‌ ‌​​‍ ‌‍‌‌‌‍‌​‌‍‍‌‌ ‌​​‍ ‌‍ ‌‌‍ ‌‍‌​‌‍‌‌​ ‌‌ ​​‌ ​‍‌‍‌‌‌ ​ ‌‍‌‌‌‍ ‍‌ ‌​‌‍​‌‌ ‌​‌‍‍‌‌‍ ‌‍ ‍​ ‍ ‌‍‍‌‌‍‌​​ ‌​ ‍​​ ‌​​ ‍​‌‍​ ​ ​ ​ ‌‌‌‍​‌‌‍‌‌​‍ ‌​ ‍​​ ​ ​ ‍‌‌‍​‌​‍ ‌​ ‌​​ ‍‌‌‍​‌​ ‌‌​‍ ‌​ ‍‌‌‍‌‍​ ​ ‌‍‌‍​‍ ‌​ ‍​‌‍​‍​ ‌​‌‍​‌‌‍‌‍​ ​​​ ‌ ​ ‍‌​ ‌‌​ ​​​ ‍‌​ ‌ ​ ‍ ‌ ‌​‌ ‍‌‌ ​​‌‍‌‌​ ‌‌‍​‍‌ ‌‌‌‍‍‌‌‍ ​‌‍‌​​ ‍ ‌ ​​‌‍​‌‌ ‌​‌‍‍​​ ‌‌‍‍‌​ ​‌​ ‍​‌‍ ‍‌‌ ‌‍ ​‌‍ ‌‍ ‍‌‍‌ ‌‌ ‌‍‌​‌‍‌‌‌ ​ ‌‍​ ​‍‌‌​ ‌‌‌​​‍‌‌ ‌‍‍ ‌‍‌‌‌ ‍‌​‍‌‌​ ​ ‌​‌​​‍‌‌​ ​ ‌​‌​​‍‌‌​ ​‍​ ​‍‌‍ ‍‌‍ ​​‍‌‌​ ​‍​ ​‍​‍‌‌​ ‌‌‌​‌​​‍ ‍‌ ‌‍‌‍​‌‌‍ ​‌ ‌‌‌‍‌‌​‍‌‌​ ‌‌‌​​‍‌‌ ‌‍‍ ‌‍‌‌‌ ‍‌​‍‌‌​ ​ ‌​‌​​‍‌‌​ ​ ‌​‌​​‍‌‌​ ​‍​ ​‍​ ‌ ‌‍‌‍​ ‍‌​ ​ ‌‍‌‌​ ‍‌​ ‌‌​ ‌‌​ ‌ ​ ​​​ ‍​‌‍‌‌​‍‌‌​ ​‍​ ​‍​‍‌‌​ ‌‌‌​‌​​‍ ‍‌‍​ ‌‍‍​‌‍‍‌‌‍ ​‌‍‌​‌ ​‍‌‍‌‌‌‍ ‍​‍‌‌​ ‌‌‌​​‍‌‌ ‌‍‍ ‌‍‌‌‌ ‍‌​‍‌‌​ ​ ‌​‌​​‍‌‌​ ​ ‌​‌​​‍‌‌​ ​‍​ ​‍‌‍​ ‌‍​ ​ ​‍​ ​‍​ ‌​‌‍​‍‌‍​‍​ ‍‌​ ​​​ ​‌​ ‌​‌‍​‌​‍‌‌​ ​‍​ ​‍​‍‌‌​ ‌‌‌​‌​​‍ ‍‌ ‌​‌‍‌‌‌ ‍​‌ ‌​​ ‌‍​‍‌‍​‌‌ ​ ‌‍‌‌‌‌‌‌‌ ​‍‌‍ ​​ ‌​‍‌‌​ ​‍‌​‌‍‌‍​‌‌‍‌​‌‍ ‌‌‍‍‌‌‍ ‍​‍‌‍‌‍‍‌‌‍‌​​ ‌​ ‍​​ ‌​​ ‍​‌‍​ ​ ​ ​ ‌‌‌‍​‌‌‍‌‌​‍ ‌​ ‍​​ ​ ​ ‍‌‌‍​‌​‍ ‌​ ‌​​ ‍‌‌‍​‌​ ‌‌​‍ ‌​ ‍‌‌‍‌‍​ ​ ‌‍‌‍​‍ ‌​ ‍​‌‍​‍​ ‌​‌‍​‌‌‍‌‍​ ​​​ ‌ ​ ‍‌​ ‌‌​ ​​​ ‍‌​ ‌ ​‍‌‍‌ ‌​‌ ‍‌‌ ​​‌‍‌‌​ ‌‌‍​‍‌ ‌‌‌‍‍‌‌‍ ​‌‍‌​​‍‌‍‌ ​​‌‍​‌‌ ‌​‌‍‍​​ ‌‌‍‍‌​ ​‌​ ‍​‌‍ ‍‌‌ ‌‍ ​‌‍ ‌‍ ‍‌‍‌ ‌‌ ‌‍‌​‌‍‌‌‌ ​ ‌‍​ ​‍‌‌​ ‌‌‌​​‍‌‌ ‌‍‍ ‌‍‌‌‌ ‍‌​‍‌‌​ ​ ‌​‌​​‍‌‌​ ​ ‌​‌​​‍‌‌​ ​‍​ ​‍‌‍ ‍‌‍ ​​‍‌‌​ ​‍​ ​‍​‍‌‌​ ‌‌‌​‌​​‍ ‍‌ ‌‍‌‍​‌‌‍ ​‌ ‌‌‌‍‌‌​‍‌‌​ ‌‌‌​​‍‌‌ ‌‍‍ ‌‍‌‌‌ ‍‌​‍‌‌​ ​ ‌​‌​​‍‌‌​ ​ ‌​‌​​‍‌‌​ ​‍​ ​‍​ ‌ ‌‍‌‍​ ‍‌​ ​ ‌‍‌‌​ ‍‌​ ‌‌​ ‌‌​ ‌ ​ ​​​ ‍​‌‍‌‌​‍‌‌​ ​‍​ ​‍​‍‌‌​ ‌‌‌​‌​​‍ ‍‌‍​ ‌‍‍​‌‍‍‌‌‍ ​‌‍‌​‌ ​‍‌‍‌‌‌‍ ‍​‍‌‌​ ‌‌‌​​‍‌‌ ‌‍‍ ‌‍‌‌‌ ‍‌​‍‌‌​ ​ ‌​‌​​‍‌‌​ ​ ‌​‌​​‍‌‌​ ​‍​ ​‍‌‍​ ‌‍​ ​ ​‍​ ​‍​ ‌​‌‍​‍‌‍​‍​ ‍‌​ ​​​ ​‌​ ‌​‌‍​‌​‍‌‌​ ​‍​ ​‍​‍‌‌​ ‌‌‌​‌​​‍ ‍‌ ‌​‌‍‌‌‌ ‍​‌ ‌​​‍‌‍‌ ​​‌‍‌‌‌ ​‍‌ ​ ‌ ​​‌‍‌‌‌‍​ ‌ ‌​‌‍‍‌‌ ‌‍‌‍‌‌​ ‌‌ ​​‌ ‌‌‌‍​‍‌‍ ​‌‍‍‌‌ ​ ‌‍‍​‌‍‌‌‌‍‌​​‍​‍‌ ‌ , domineert de RTX 5090 niet alleen - het
biedt een naadloze ervaring zonder compromissen op het
gebied van visuele kwaliteit.​​​​‌ ‍ ​‍​‍‌‍ ‌ ​‍‌‍‍‌‌‍‌ ‌‍‍‌‌‍ ‍​‍​‍​ ‍‍​‍​‍‌ ​ ‌‍​‌‌‍ ‍‌‍‍‌‌ ‌​‌ ‍‌​‍ ‍‌‍‍‌‌‍ ​‍​‍​‍ ​​‍​‍‌‍‍​‌ ​‍‌‍‌‌‌‍‌‍​‍​‍​ ‍‍​‍​‍​‍ ‌‍​‌‌‍‌​‌‍ ‌‌‍‍‌‌‍ ‍​‍ ‌‍‍‌‌‍ ‍‌ ‌​‌‍‌‌‌‍ ‍‌ ‌​​‍ ‌‍‌‌‌‍‌​‌‍‍‌‌ ‌​​‍ ‌‍ ‌‌‍ ‌‍‌​‌‍‌‌​ ‌‌ ​​‌ ​‍‌‍‌‌‌ ​ ‌‍‌‌‌‍ ‍‌ ‌​‌‍​‌‌ ‌​‌‍‍‌‌‍ ‌‍ ‍​ ‍ ‌‍‍‌‌‍‌​​ ‌​ ‍​​ ‌​​ ‍​‌‍​ ​ ​ ​ ‌‌‌‍​‌‌‍‌‌​‍ ‌​ ‍​​ ​ ​ ‍‌‌‍​‌​‍ ‌​ ‌​​ ‍‌‌‍​‌​ ‌‌​‍ ‌​ ‍‌‌‍‌‍​ ​ ‌‍‌‍​‍ ‌​ ‍​‌‍​‍​ ‌​‌‍​‌‌‍‌‍​ ​​​ ‌ ​ ‍‌​ ‌‌​ ​​​ ‍‌​ ‌ ​ ‍ ‌ ‌​‌ ‍‌‌ ​​‌‍‌‌​ ‌‌‍​‍‌ ‌‌‌‍‍‌‌‍ ​‌‍‌​​ ‍ ‌ ​​‌‍​‌‌ ‌​‌‍‍​​ ‌‌‍‍‌​ ​‌​ ‍​‌‍ ‍‌‌ ‌‍ ​‌‍ ‌‍ ‍‌‍‌ ‌‌ ‌‍‌​‌‍‌‌‌ ​ ‌‍​ ​‍‌‌​ ‌‌‌​​‍‌‌ ‌‍‍ ‌‍‌‌‌ ‍‌​‍‌‌​ ​ ‌​‌​​‍‌‌​ ​ ‌​‌​​‍‌‌​ ​‍​ ​‍‌‍ ‍‌‍ ​​‍‌‌​ ​‍​ ​‍​‍‌‌​ ‌‌‌​‌​​‍ ‍‌ ‌‍‌‍​‌‌‍ ​‌ ‌‌‌‍‌‌​‍‌‌​ ‌‌‌​​‍‌‌ ‌‍‍ ‌‍‌‌‌ ‍‌​‍‌‌​ ​ ‌​‌​​‍‌‌​ ​ ‌​‌​​‍‌‌​ ​‍​ ​‍​ ‌ ‌‍‌‍​ ‍‌​ ​ ‌‍‌‌​ ‍‌​ ‌‌​ ‌‌​ ‌ ​ ​​​ ‍​‌‍‌‌​‍‌‌​ ​‍​ ​‍​‍‌‌​ ‌‌‌​‌​​‍ ‍‌‍​ ‌‍‍​‌‍‍‌‌‍ ​‌‍‌​‌ ​‍‌‍‌‌‌‍ ‍​‍‌‌​ ‌‌‌​​‍‌‌ ‌‍‍ ‌‍‌‌‌ ‍‌​‍‌‌​ ​ ‌​‌​​‍‌‌​ ​ ‌​‌​​‍‌‌​ ​‍​ ​‍‌‍‌‍‌‍‌​​ ‌ ​ ‌​‌‍‌‌‌‍​‌​ ‌ ​ ‌ ‌‍​ ​ ‌‌‌‍‌‍‌‍‌​​‍‌‌​ ​‍​ ​‍​‍‌‌​ ‌‌‌​‌​​‍ ‍‌ ‌​‌‍‌‌‌ ‍​‌ ‌​​ ‌‍​‍‌‍​‌‌ ​ ‌‍‌‌‌‌‌‌‌ ​‍‌‍ ​​ ‌​‍‌‌​ ​‍‌​‌‍‌‍​‌‌‍‌​‌‍ ‌‌‍‍‌‌‍ ‍​‍‌‍‌‍‍‌‌‍‌​​ ‌​ ‍​​ ‌​​ ‍​‌‍​ ​ ​ ​ ‌‌‌‍​‌‌‍‌‌​‍ ‌​ ‍​​ ​ ​ ‍‌‌‍​‌​‍ ‌​ ‌​​ ‍‌‌‍​‌​ ‌‌​‍ ‌​ ‍‌‌‍‌‍​ ​ ‌‍‌‍​‍ ‌​ ‍​‌‍​‍​ ‌​‌‍​‌‌‍‌‍​ ​​​ ‌ ​ ‍‌​ ‌‌​ ​​​ ‍‌​ ‌ ​‍‌‍‌ ‌​‌ ‍‌‌ ​​‌‍‌‌​ ‌‌‍​‍‌ ‌‌‌‍‍‌‌‍ ​‌‍‌​​‍‌‍‌ ​​‌‍​‌‌ ‌​‌‍‍​​ ‌‌‍‍‌​ ​‌​ ‍​‌‍ ‍‌‌ ‌‍ ​‌‍ ‌‍ ‍‌‍‌ ‌‌ ‌‍‌​‌‍‌‌‌ ​ ‌‍​ ​‍‌‌​ ‌‌‌​​‍‌‌ ‌‍‍ ‌‍‌‌‌ ‍‌​‍‌‌​ ​ ‌​‌​​‍‌‌​ ​ ‌​‌​​‍‌‌​ ​‍​ ​‍‌‍ ‍‌‍ ​​‍‌‌​ ​‍​ ​‍​‍‌‌​ ‌‌‌​‌​​‍ ‍‌ ‌‍‌‍​‌‌‍ ​‌ ‌‌‌‍‌‌​‍‌‌​ ‌‌‌​​‍‌‌ ‌‍‍ ‌‍‌‌‌ ‍‌​‍‌‌​ ​ ‌​‌​​‍‌‌​ ​ ‌​‌​​‍‌‌​ ​‍​ ​‍​ ‌ ‌‍‌‍​ ‍‌​ ​ ‌‍‌‌​ ‍‌​ ‌‌​ ‌‌​ ‌ ​ ​​​ ‍​‌‍‌‌​‍‌‌​ ​‍​ ​‍​‍‌‌​ ‌‌‌​‌​​‍ ‍‌‍​ ‌‍‍​‌‍‍‌‌‍ ​‌‍‌​‌ ​‍‌‍‌‌‌‍ ‍​‍‌‌​ ‌‌‌​​‍‌‌ ‌‍‍ ‌‍‌‌‌ ‍‌​‍‌‌​ ​ ‌​‌​​‍‌‌​ ​ ‌​‌​​‍‌‌​ ​‍​ ​‍‌‍‌‍‌‍‌​​ ‌ ​ ‌​‌‍‌‌‌‍​‌​ ‌ ​ ‌ ‌‍​ ​ ‌‌‌‍‌‍‌‍‌​​‍‌‌​ ​‍​ ​‍​‍‌‌​ ‌‌‌​‌​​‍ ‍‌ ‌​‌‍‌‌‌ ‍​‌ ‌​​‍‌‍‌ ​​‌‍‌‌‌ ​‍‌ ​ ‌ ​​‌‍‌‌‌‍​ ‌ ‌​‌‍‍‌‌ ‌‍‌‍‌‌​ ‌‌ ​​‌ ‌‌‌‍​‍‌‍ ​‌‍‍‌‌ ​ ‌‍‍​‌‍‌‌‌‍‌​​‍​‍‌ ‌